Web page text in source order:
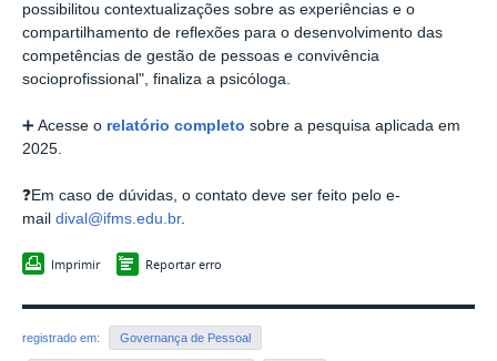
possibilitou contextualizações sobre as experiências e o
compartilhamento de reflexões para o desenvolvimento das
competências de gestão de pessoas e convivência
socioprofissional", finaliza a psicóloga.
➕ Acesse o relatório completo sobre a pesquisa aplicada em
2025.
❓Em caso de dúvidas, o contato deve ser feito pelo e-
mail dival@ifms.edu.br.
Imprimir Reportar erro
registrado em: Governança de Pessoal